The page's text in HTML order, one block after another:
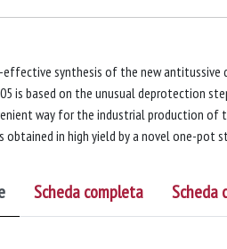
synthesis of the new antitussive
is based on the unusual deprotection
way for the industrial production of
obtained in high yield by a novel one-pot
Scheda completa Scheda